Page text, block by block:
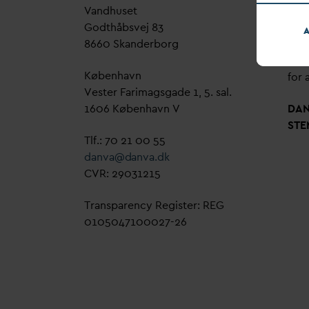
Vandhuset
Godthåbsvej 83
8660 Skanderborg
København
Vester Farimagsgade 1, 5. sal.
1606 København V
Tlf.: 70 21 00 55
danva@danva.dk
CVR: 29031215
Transparency Register: REG
0105047100027-26
for
DAN